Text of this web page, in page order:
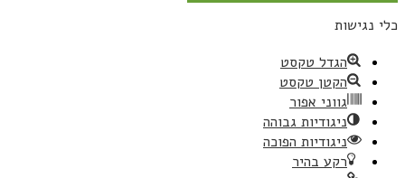
כלי נגישות
הגדל טקסט
הקטן טקסט
גווני אפור
ניגודיות גבוהה
ניגודיות הפוכה
רקע בהיר